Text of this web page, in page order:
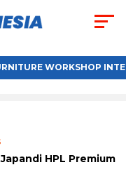
WORKSHOP
HPL Premium